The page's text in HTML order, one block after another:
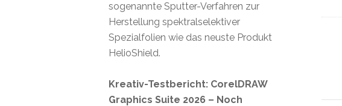
sogenannte Sputter-Verfahren zur
Herstellung spektralselektiver
Spezialfolien wie das neuste Produkt
HelioShield.
Kreativ-Testbericht: CorelDRAW
Graphics Suite 2026 – Noch